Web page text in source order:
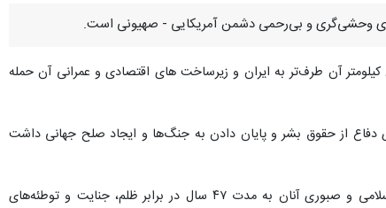
خوی وحشی‌گری و بی‌رحمی دشمن آمریکایی - صهیونی است.
کیلومتر آن طرف‌تر به ایران و زیرساخت های اقتصادی و عمرانی آن حمله
دفاع از حقوق بشر و پایان دادن به جنگ‌ها و ایجاد صلح جهانی داشت
امام جمعه سنندج ابراز امیدواری کرد این جنگ با پیروزی ملت ایران پایان یابد و اضافه کرد: استقامت ملت ایران اسلامی و صبوری آنان به مدت ۴۷ سال در برابر ظلم، جنایت و توطئه‌های